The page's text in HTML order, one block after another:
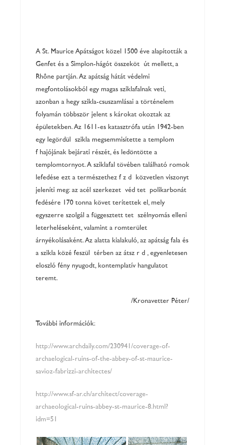
A St. Maurice Apátságot közel 1500 éve alapították a
Genfet és a Simplon-hágót összekötő út mellett, a
Rhône partján. Az apátság hátát védelmi
megfontolásokból egy magas sziklafalnak veti,
azonban a hegy szikla-csuszamlásai a történelem
folyamán többször jelentős károkat okoztak az
épületekben. Az 1611-es katasztrófa után 1942-ben
egy legördülő szikla megsemmisítette a templom
főhajójának bejárati részét, és ledöntötte a
templomtornyot. A sziklafal tövében található romok
lefedése ezt a természethez fűződő közvetlen viszonyt
jeleníti meg: az acél szerkezetű védőtető polikarbonát
fedésére 170 tonna követ terítettek el, mely
egyszerre szolgál a függesztett tető szélnyomás elleni
leterheléseként, valamint a romterület
árnyékolásaként. Az alatta kialakuló, az apátság fala és
a szikla közé feszülő térben az átszűrődő, egyenletesen
eloszló fény nyugodt, kontemplatív hangulatot
teremt.
/Kronavetter Péter/
További információk:
http://www.archdaily.com/230941/coverage-of-
archaelogical-ruins-of-the-abbey-of-st-maurice-
savioz-fabrizzi-architectes/
http://www.sf-ar.ch/architect/coverage-
archaeological-ruins-abbey-st-maurice-8.html?
idm=51